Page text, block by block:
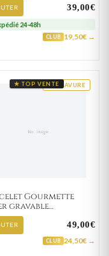
39,00€
24-48h
CLUB 19,50€ →
GRAVURE
★ TOP VENTE
Gourmette
gravable
49,00€
CLUB 24,50€ →